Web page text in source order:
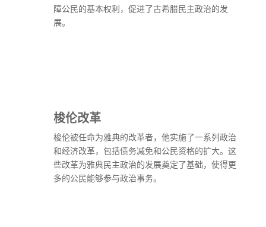
障公民的基本权利，促进了古希腊民主政治的发
展。
梭伦改革
梭伦被任命为雅典的改革者，他实施了一系列政治
和经济改革，包括债务减免和公民资格的扩大。这
些改革为雅典民主政治的发展奠定了基础，使得更
多的公民能够参与政治事务。